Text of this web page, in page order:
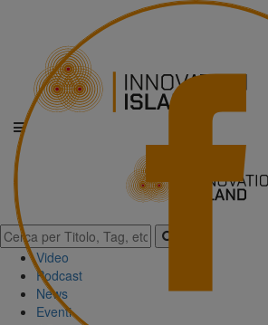
Video
Podcast
News
Eventi